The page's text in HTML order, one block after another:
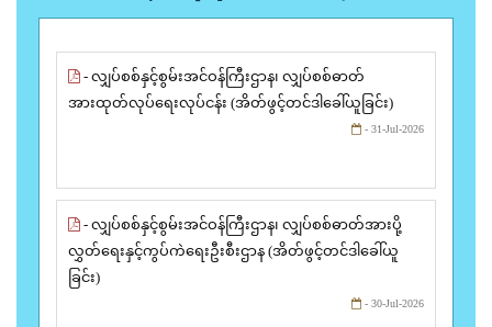
- လျှပ်စစ်နှင့်စွမ်းအင်ဝန်ကြီးဌာန၊ လျှပ်စစ်ဓာတ်
အားထုတ်လုပ်ရေးလုပ်ငန်း (အိတ်ဖွင့်တင်ဒါခေါ်ယူခြင်း)
- 31-Jul-2026
- လျှပ်စစ်နှင့်စွမ်းအင်ဝန်ကြီးဌာန၊ လျှပ်စစ်ဓာတ်အားပို့
လွှတ်ရေးနှင့်ကွပ်ကဲရေးဦးစီးဌာန (အိတ်ဖွင့်တင်ဒါခေါ်ယူ
ခြင်း)
- 30-Jul-2026